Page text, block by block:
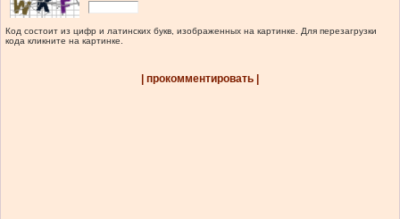
Код состоит из цифр и латинских букв, изображенных на картинке. Для перезагрузки
кода кликните на картинке.
| прокомментировать |